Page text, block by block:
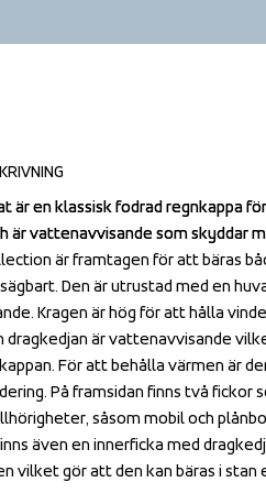
är en klassisk fodrad regnkappa
är vattenavvisande som skyddar
är framtagen för att bäras
Den är utrustad med en
Kragen är hög för att hålla
dragkedjan är vattenavvisande
För att behålla värmen är
På framsidan finns två fickor
såsom mobil och
även en innerficka med
vilket gör att den kan bäras i
är en klassisk fodrad regnkappa
är vattenavvisande som skyddar
är framtagen för att bäras
Den är utrustad med en
Kragen är hög för att hålla
dragkedjan är vattenavvisande
För att behålla värmen är
På framsidan finns två fickor
såsom mobil och
även en innerficka med
vilket gör att den kan bäras i